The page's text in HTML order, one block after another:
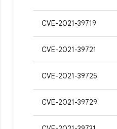
CVE-2021-39719
CVE-2021-39721
CVE-2021-39725
CVE-2021-39729